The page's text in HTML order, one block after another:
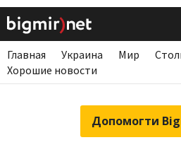
Главная Украина Мир
Хорошие новости
Допомогти